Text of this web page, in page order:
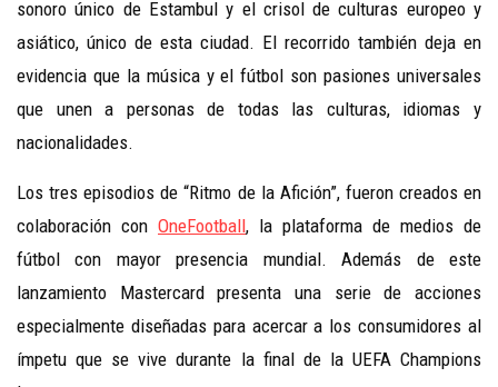
sonoro único de Estambul y el crisol de culturas europeo y
asiático, único de esta ciudad. El recorrido también deja en
evidencia que la música y el fútbol son pasiones universales
que unen a personas de todas las culturas, idiomas y
nacionalidades.
Los tres episodios de “Ritmo de la Afición”, fueron creados en
colaboración con OneFootball, la plataforma de medios de
fútbol con mayor presencia mundial. Además de este
lanzamiento Mastercard presenta una serie de acciones
especialmente diseñadas para acercar a los consumidores al
ímpetu que se vive durante la final de la UEFA Champions